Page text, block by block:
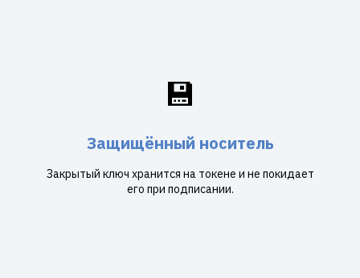
💾
Защищённый носитель
Закрытый ключ хранится на токене и не покидает
его при подписании.